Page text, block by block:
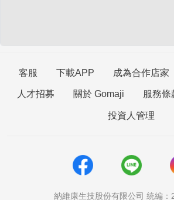
客服 下載APP 成為合作店家
人才招募 關於 Gomaji 服務條
投資人管理
納維康生技股份有限公司 統編：